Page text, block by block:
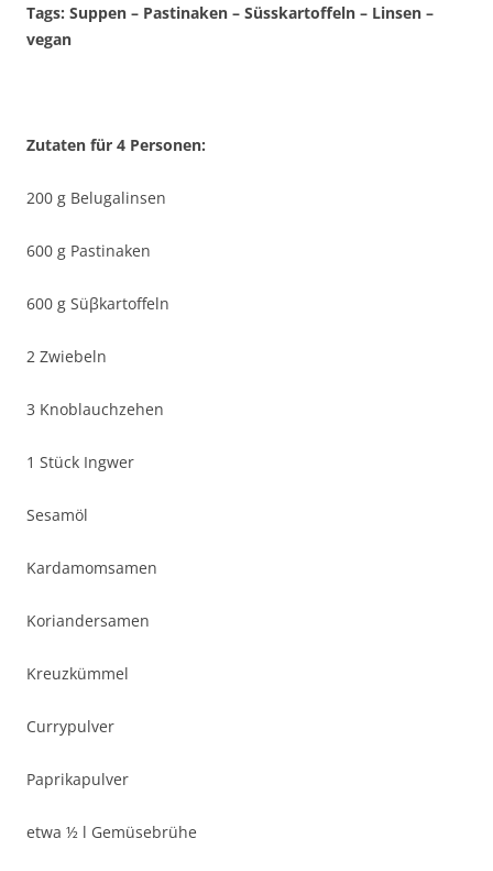
Tags: Suppen – Pastinaken – Süsskartoffeln – Linsen –
vegan
Zutaten für 4 Personen:
200 g Belugalinsen
600 g Pastinaken
600 g Süβkartoffeln
2 Zwiebeln
3 Knoblauchzehen
1 Stück Ingwer
Sesamöl
Kardamomsamen
Koriandersamen
Kreuzkümmel
Currypulver
Paprikapulver
etwa ½ l Gemüsebrühe